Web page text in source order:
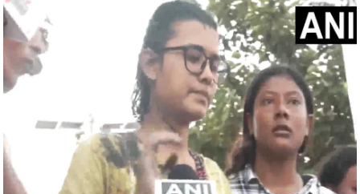
लॉ
जी
ब्यू
टी
घ